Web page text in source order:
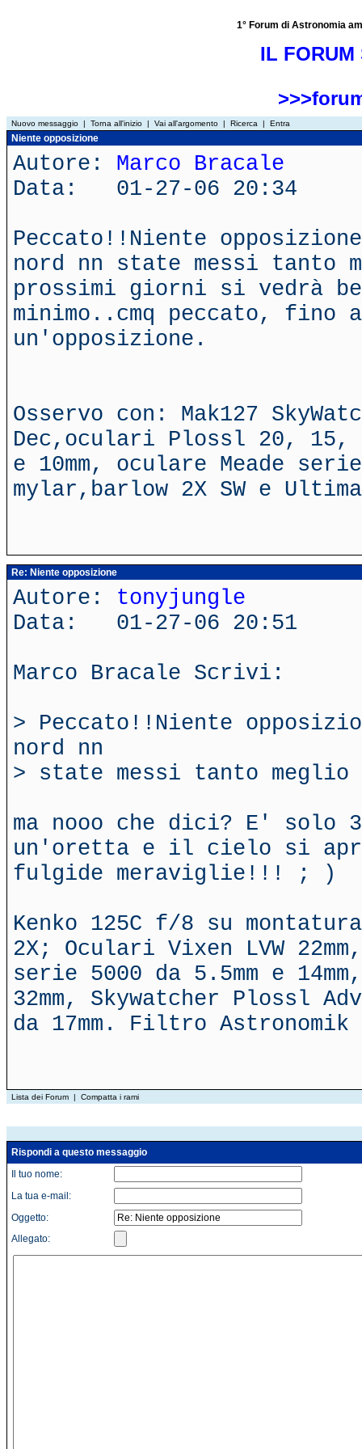
1° Forum di Astronomia
IL FORUM
Nuovo messaggio | Torna all'inizio | Vai all'argomento | Ricerca | Entra
Niente opposizione
Autore: Marco Bracale
Data: 01-27-06 20:34
Peccato!!Niente
nord nn state messi tanto
prossimi giorni si vedrà
minimo..cmq peccato, fino
un'opposizione.
Osservo con: Mak127
Dec,oculari Plossl 20, 15,
e 10mm, oculare Meade
mylar,barlow 2X SW e
Re: Niente opposizione
Autore: tonyjungle
Data: 01-27-06 20:51
Marco Bracale Scrivi:
> Peccato!!Niente
nord nn
> state messi tanto meglio
ma nooo che dici? E' solo
un'oretta e il cielo si
fulgide meraviglie!!! ; )
Kenko 125C f/8 su
2X; Oculari Vixen LVW
serie 5000 da 5.5mm e
32mm, Skywatcher Plossl
da 17mm. Filtro Astronomik
Lista dei Forum | Compatta i rami
Rispondi a questo messaggio
Il tuo nome:
La tua e-mail:
Oggetto:
Allegato: